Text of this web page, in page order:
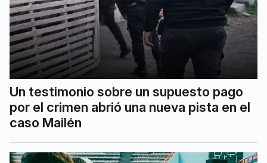
Un testimonio sobre un supuesto pago
por el crimen abrió una nueva pista en el
caso Mailén